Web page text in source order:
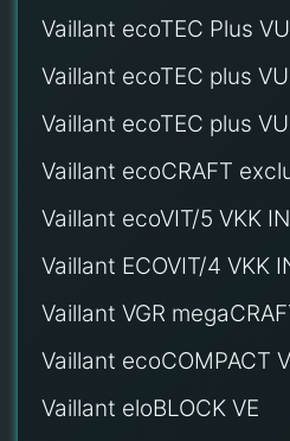
Vaillant ecoTEC Plus
Vaillant ecoTEC plus
Vaillant ecoTEC plus VU
Vaillant ecoCRAFT
Vaillant ecoVIT/5 VKK
Vaillant ECOVIT/4 VKK
Vaillant VGR
Vaillant ecoCOMPACT
Vaillant eloBLOCK VE